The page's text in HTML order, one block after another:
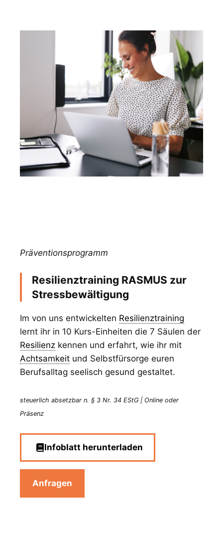
Präventionsprogramm
Resilienztraining RASMUS zur
Stressbewältigung
Im von uns entwickelten Resilienztraining
lernt ihr in 10 Kurs-Einheiten die 7 Säulen der
Resilienz kennen und erfahrt, wie ihr mit
Achtsamkeit und Selbstfürsorge euren
Berufsalltag seelisch gesund gestaltet.
steuerlich absetzbar n. § 3 Nr. 34 EStG | Online oder
Präsenz
Infoblatt herunterladen
Anfragen